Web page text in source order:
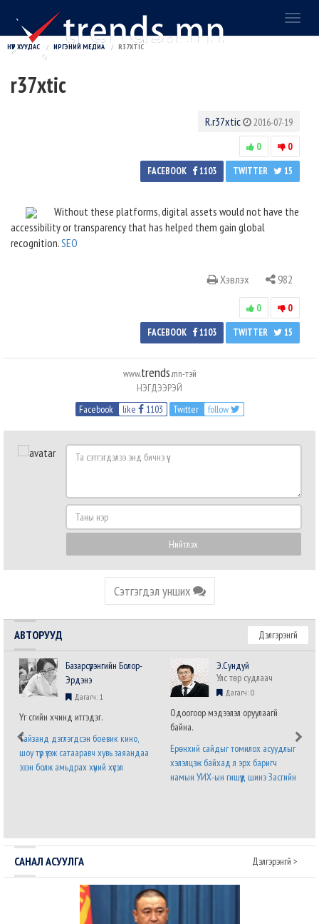
НҮҮР ХУУДАС ИРГЭНИЙ МЕДИА R37XTIC
r37xtic
R.r37xtic
2016-07-19
0
0
FACEBOOK 1103 TWITTER 15
Without these platforms, digital assets would not have the
accessibility or transparency that has helped them gain global
recognition.SEO
Хэвлэх 982
0 0
FACEBOOK 1103 TWITTER 15
www.trends.mn-тэй
НЭГДЭЭРЭЙ
Facebook
like 1103 Twitter follow
Та
бичнэ
Таны
нэр
Нийтлэх
Сэтгэгдэл унших
АВТОРУУД Дэлгэрэнгүй
Базарсүрэнгийн Болор-
Эрдэнэ
Дагагч: 1
Үг үсгийн хүчинд итгэдэг.
Тайзанд дэглэгдсэн боевик кино,
шоу түр үзэж сатааравч хувь заяандаа
эзэн болж амьдрах хүний хүсэл
Э.Сундуй
Улс төр судлаач
Дагагч: 0
Одоогоор мэдээлэл оруулаагүй
байна.
Ерөнхий сайдыг томилох асуудлыг
хэлэлцэж байхад л эрх баригч
намын УИХ-ын гишүүд шинэ Засгийн
САНАЛ АСУУЛГА Дэлгэрэнгүй >